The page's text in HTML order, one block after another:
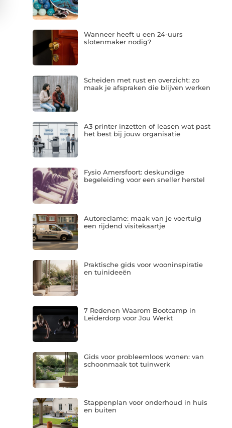
Wanneer heeft u een 24-uurs
slotenmaker nodig?
Scheiden met rust en overzicht: zo
maak je afspraken die blijven werken
A3 printer inzetten of leasen wat past
het best bij jouw organisatie
Fysio Amersfoort: deskundige
begeleiding voor een sneller herstel
Autoreclame: maak van je voertuig
een rijdend visitekaartje
Praktische gids voor wooninspiratie
en tuinideeën
7 Redenen Waarom Bootcamp in
Leiderdorp voor Jou Werkt
Gids voor probleemloos wonen: van
schoonmaak tot tuinwerk
Stappenplan voor onderhoud in huis
en buiten